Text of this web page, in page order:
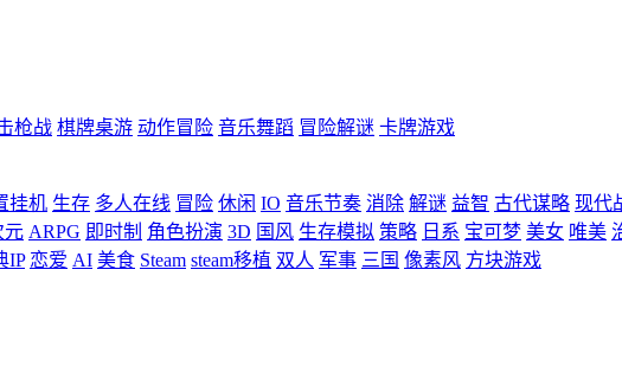
枪战 棋牌桌游 动作冒险 音乐舞蹈 冒险解谜 卡牌游戏
挂机 生存 多人在线 冒险 休闲 IO 音乐节奏 消除 解谜 益智 古代谋略 现代
元 ARPG 即时制 角色扮演 3D 国风 生存模拟 策略 日系 宝可梦 美女 唯美
IP 恋爱 AI 美食 Steam steam移植 双人 军事 三国 像素风 方块游戏